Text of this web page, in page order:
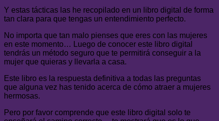
Y estas tácticas las he recopilado en un libro digital de forma
tan clara para que tengas un entendimiento perfecto.
No importa que tan malo pienses que eres con las mujeres
en este momento… Luego de conocer este libro digital
tendrás un método seguro que te permitirá conseguir a la
mujer que quieras y llevarla a casa.
Este libro es la respuesta definitiva a todas las preguntas
que alguna vez has tenido acerca de cómo atraer a mujeres
hermosas.
Pero por favor comprende que este libro digital solo te